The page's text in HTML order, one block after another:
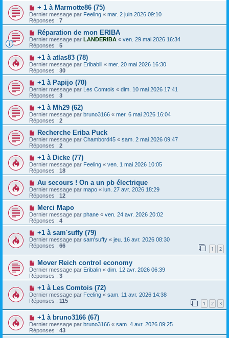
+ 1 à Marmotte86 (75)
Dernier message par Feeling « mar. 2 juin 2026 09:10
Réponses : 7
Réparation de mon ERIBA
Dernier message par LANDERIBA « ven. 29 mai 2026 16:34
Réponses : 5
+1 à atlas83 (78)
Dernier message par Eribabill « mer. 20 mai 2026 16:30
Réponses : 30
+1 à Papijo (70)
Dernier message par Les Comtois « dim. 10 mai 2026 17:41
Réponses : 3
+1 à Mh29 (62)
Dernier message par bruno3166 « mer. 6 mai 2026 16:04
Réponses : 2
Recherche Eriba Puck
Dernier message par Chambord45 « sam. 2 mai 2026 09:47
Réponses : 2
+1 à Dicke (77)
Dernier message par Feeling « ven. 1 mai 2026 10:05
Réponses : 18
Au secours ! On a un pb électrique
Dernier message par mapo « lun. 27 avr. 2026 18:29
Réponses : 12
Merci Mapo
Dernier message par phane « ven. 24 avr. 2026 20:02
Réponses : 4
+1 à sam'suffy (79)
Dernier message par sam'suffy « jeu. 16 avr. 2026 08:30
Réponses : 66 1 2
Mover Reich control economy
Dernier message par Eribalin « dim. 12 avr. 2026 06:39
Réponses : 3
+1 à Les Comtois (72)
Dernier message par Feeling « sam. 11 avr. 2026 14:38
Réponses : 115 1 2 3
+1 à bruno3166 (67)
Dernier message par bruno3166 « sam. 4 avr. 2026 09:25
Réponses : 43